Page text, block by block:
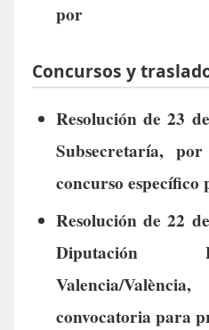
por
Concursos y
Resolución de 23
Subsecretaría,
concurso
Resolución de 22
Diputación
Valencia/
convocatoria para